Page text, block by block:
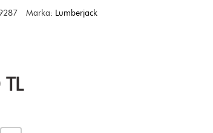
Marka: Lumberjack
TL